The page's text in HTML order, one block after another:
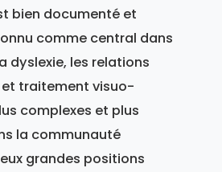
bien documenté et
comme central dans
dyslexie, les relations
et traitement visuo-
complexes et plus
la communauté
grandes positions